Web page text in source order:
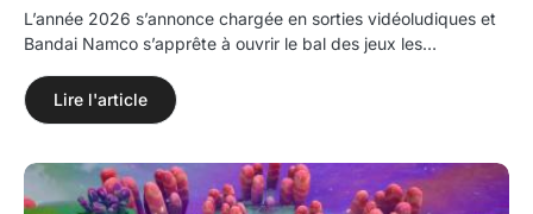
L’année 2026 s’annonce chargée en sorties vidéoludiques et
Bandai Namco s’apprête à ouvrir le bal des jeux les…
Lire l'article